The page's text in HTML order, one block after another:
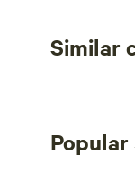
Similar
Popular